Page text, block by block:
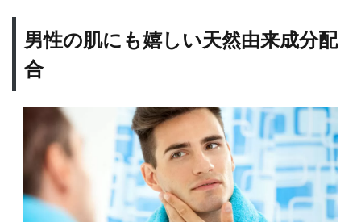
オル
Mr.
シリ
の使
い方
2.1
洗顔
男性の肌にも嬉しい天然由来成分配
合